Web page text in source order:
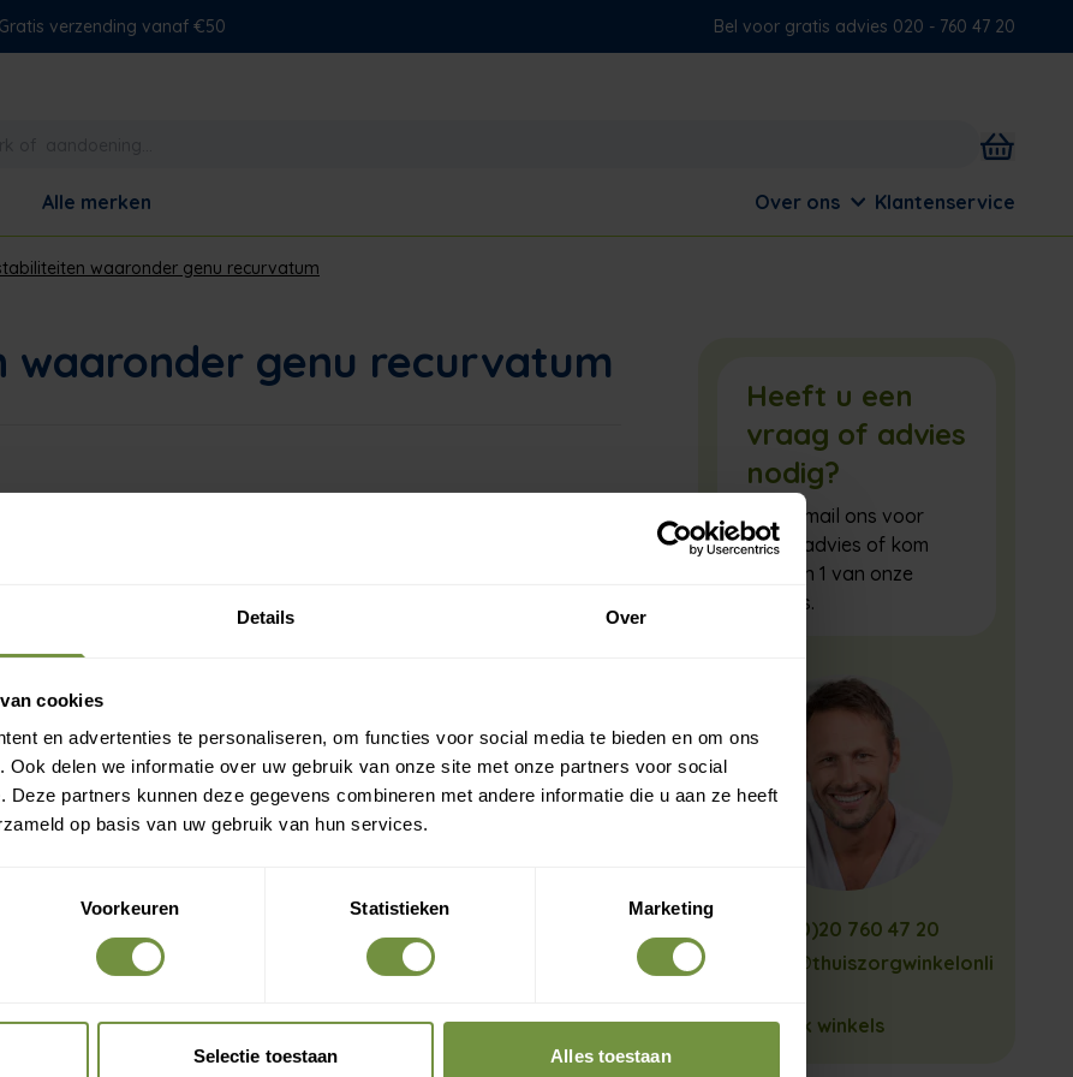
Details Over
cookies
en advertenties te personaliseren, om functies voor social media te bieden en om ons
Ook delen we informatie over uw gebruik van onze site met onze partners voor social
Deze partners kunnen deze gegevens combineren met andere informatie die u aan ze heeft
op basis van uw gebruik van hun services.
Voorkeuren Statistieken Marketing
Selectie toestaan Alles toestaan
Gratis verzending vanaf €50 Bel voor gratis advies 020 - 760 47 20
Alle merken Over ons Klantenservice
waaronder genu recurvatum
waaronder genu recurvatum
Heeft u een
vraag of advies
nodig?
Bel of mail ons voor
gratis advies of kom
langs in 1 van onze
winkels.
+31 (0)20 760 47 20
info@thuiszorgwinkelonli
Bekijk winkels
Laat je e-mail achter.
verzending
Gratis verzending op je eerste bestelling
Nieuwe producten als eerste ontdekken
Deskundige tips over zorg en herstel
Exclusieve aanbiedingen voor abonnees
Claim gratis verzending